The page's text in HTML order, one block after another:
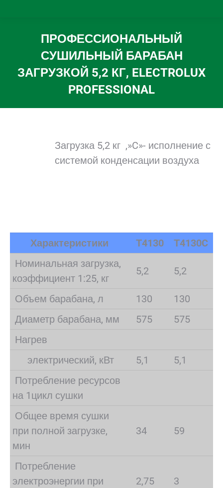
ПРОФЕССИОНАЛЬНЫЙ
СУШИЛЬНЫЙ БАРАБАН
ЗАГРУЗКОЙ 5,2 КГ, ELECTROLUX
PROFESSIONAL
Вы здесь:
Загрузка 5,2 кг ,»C»- исполнение с
системой конденсации воздуха
Характеристики T4130
T4130C
Номинальная загрузка,
коэффициент 1:25, кг
5,2 5,2
Объем барабана, л 130
130
Диаметр барабана, мм
575
575
Нагрев
электрический, кВт
5,1
5,1
Потребление ресурсов
на 1цикл сушки
Общее время сушки
при полной загрузке,
мин
34 59
Потребление
электроэнергии при
2,75 3